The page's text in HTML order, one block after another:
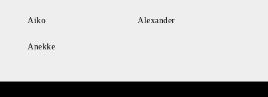
Aiko Alexander
Anekke